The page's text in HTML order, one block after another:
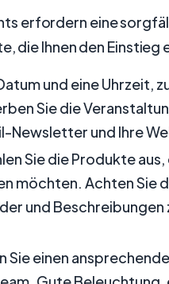
erfordern eine
die Ihnen den Einstieg
und eine Uhrzeit,
Sie die
Newsletter und Ihre
Sie die Produkte aus,
möchten. Achten Sie
und Beschreibungen
Sie einen